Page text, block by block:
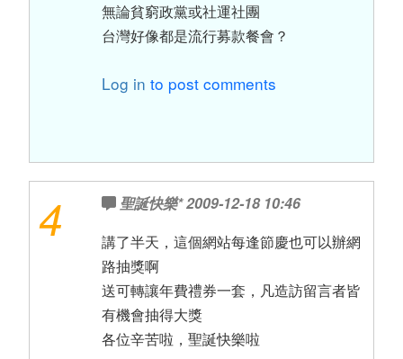
無論貧窮政黨或社運社團
台灣好像都是流行募款餐會？
Log in to post comments
4 聖誕快樂*2009-12-18 10:46
講了半天，這個網站每逢節慶也可以辦網
路抽獎啊
送可轉讓年費禮券一套，凡造訪留言者皆
有機會抽得大獎
各位辛苦啦，聖誕快樂啦